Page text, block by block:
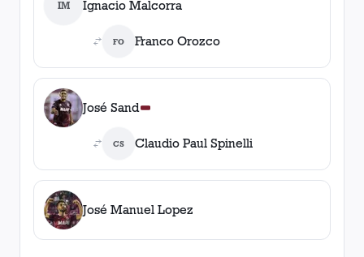
IM Ignacio Malcorra
FO Franco Orozco
José Sand
CS Claudio Paul Spinelli
José Manuel Lopez